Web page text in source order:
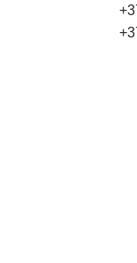
+375 (29) 666-54-32
+375 (33) 666-54-78
220075, г.